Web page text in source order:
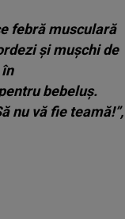
febră musculară
și mușchi de
bebeluș.
nu vă fie teamă!”,